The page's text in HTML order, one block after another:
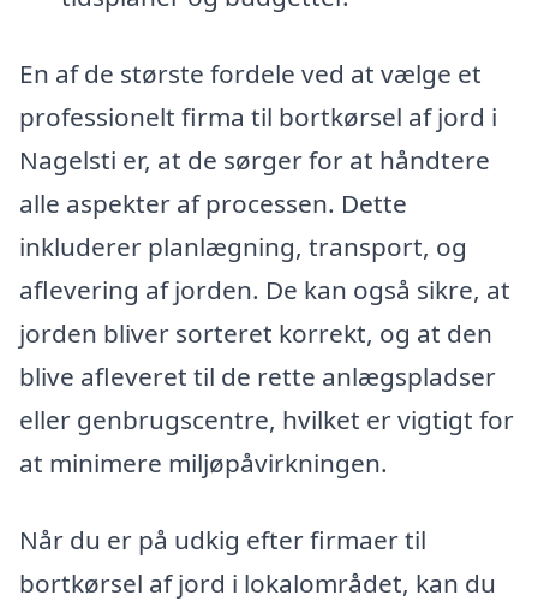
En af de største fordele ved at vælge et
professionelt firma til bortkørsel af jord i
Nagelsti er, at de sørger for at håndtere
alle aspekter af processen. Dette
inkluderer planlægning, transport, og
aflevering af jorden. De kan også sikre, at
jorden bliver sorteret korrekt, og at den
blive afleveret til de rette anlægspladser
eller genbrugscentre, hvilket er vigtigt for
at minimere miljøpåvirkningen.
Når du er på udkig efter firmaer til
bortkørsel af jord i lokalområdet, kan du